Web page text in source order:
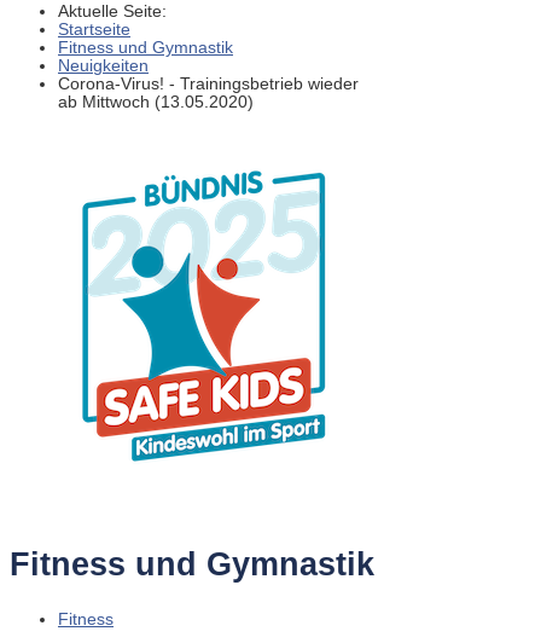
Aktuelle Seite:
Startseite
Fitness und Gymnastik
Neuigkeiten
Corona-Virus! - Trainingsbetrieb wieder
ab Mittwoch (13.05.2020)
Fitness und Gymnastik
Fitness